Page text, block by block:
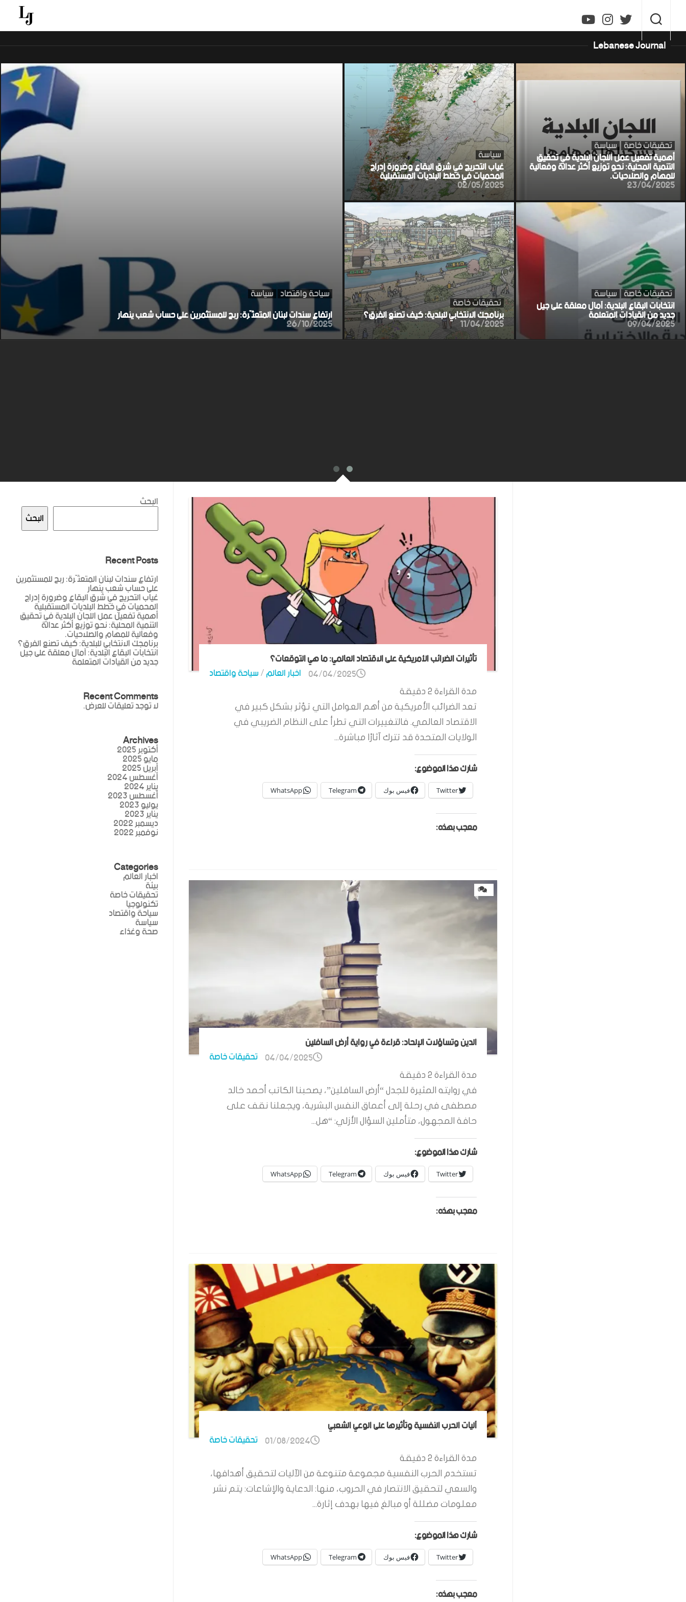
content
Lebanese Journal
سياحة واقتصاد سياسة
ارتفاع سندات لبنان المتعثّرة: ربح للمستثمرين على حساب شعب ينهار
26/10/2025
سياسة
غياب التحريج في شرق البقاع وضرورة إدراج
المحميات في خطط البلديات المستقبلية
02/05/2025
تحقيقات خاصة سياسة
أهمية تفعيل عمل اللجان البلدية في تحقيق
التنمية المحلية: نحو توزيع أكثر عدالة وفعالية
للمهام والصلاحيات.
23/04/2025
تحقيقات خاصة
برنامجك الانتخابي للبلدية: كيف تصنع الفرق؟
11/04/2025
تحقيقات خاصة سياسة
انتخابات البقاع البلدية: آمال معلقة على جيل
جديد من القيادات المتعلمة
09/04/2025
تأثيرات الضرائب الأمريكية على الاقتصاد العالمي: ما هي التوقعات؟
اخبار العالم/سياحة واقتصاد 04/04/2025
مدة القراءة 2 دقيقة
تعد الضرائب الأمريكية من أهم العوامل التي تؤثر بشكل كبير في
الاقتصاد العالمي. فالتغييرات التي تطرأ على النظام الضريبي في
الولايات المتحدة قد تترك آثارًا مباشرة...
شارك هذا الموضوع:
Twitter فيس بوك Telegram
WhatsApp
معجب بهذه:
0
الدين وتساؤلات الإلحاد: قراءة في رواية أرض السافلين
تحقيقات خاصة 04/04/2025
مدة القراءة 2 دقيقة
في روايته المثيرة للجدل “أرض السافلين”، يصحبنا الكاتب أحمد خالد
مصطفى في رحلة إلى أعماق النفس البشرية، ويجعلنا نقف على
حافة المجهول، متأملين السؤال الأزلي: “هل...
شارك هذا الموضوع:
Twitter فيس بوك Telegram
WhatsApp
معجب بهذه:
آليات الحرب النفسية وتأثيرها على الوعي الشعبي
تحقيقات خاصة 01/08/2024
مدة القراءة 2 دقيقة
تستخدم الحرب النفسية مجموعة متنوعة من الآليات لتحقيق أهدافها،
والسعي لتحقيق الانتصار في الحروب، منها: الدعاية والإشاعات: يتم نشر
معلومات مضللة أو مبالغ فيها بهدف إثارة...
شارك هذا الموضوع:
Twitter فيس بوك Telegram
WhatsApp
معجب بهذه:
البحث
البحث
Recent Posts
ارتفاع سندات لبنان المتعثّرة: ربح للمستثمرين
على حساب شعب ينهار
غياب التحريج في شرق البقاع وضرورة إدراج
المحميات في خطط البلديات المستقبلية
أهمية تفعيل عمل اللجان البلدية في تحقيق
التنمية المحلية: نحو توزيع أكثر عدالة
وفعالية للمهام والصلاحيات.
برنامجك الانتخابي للبلدية: كيف تصنع الفرق؟
انتخابات البقاع البلدية: آمال معلقة على جيل
جديد من القيادات المتعلمة
Recent Comments
لا توجد تعليقات للعرض.
Archives
أكتوبر 2025
مايو 2025
أبريل 2025
أغسطس 2024
يناير 2024
أغسطس 2023
يوليو 2023
يناير 2023
ديسمبر 2022
نوفمبر 2022
Categories
اخبار العالم
بيئة
تحقيقات خاصة
تكنولوجيا
سياحة واقتصاد
سياسة
صحة وغذاء